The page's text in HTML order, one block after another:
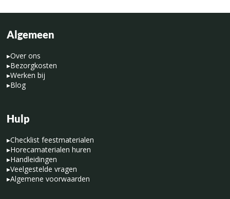
Algemeen
▸Over ons
▸Bezorgkosten
▸Werken bij
▸Blog
Hulp
▸Checklist feestmaterialen
▸Horecamaterialen huren
▸Handleidingen
▸Veelgestelde vragen
▸Algemene voorwaarden